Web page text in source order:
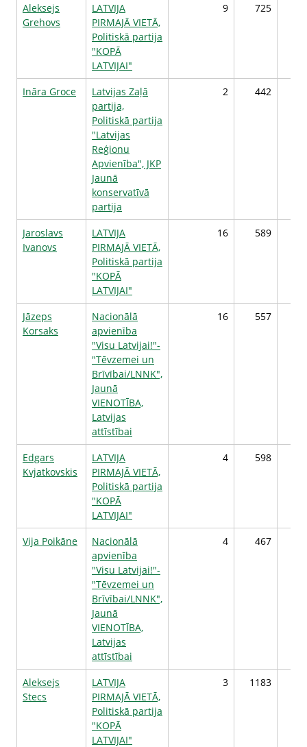
Aleksejs
Grehovs
LATVIJA
PIRMAJĀ VIETĀ,
Politiskā partija
"KOPĀ
LATVIJAI"
9 725
Ināra Groce
Latvijas Zaļā
partija,
Politiskā partija
"Latvijas
Reģionu
Apvienība", JKP
Jaunā
konservatīvā
partija
2 442
Jaroslavs
Ivanovs
LATVIJA
PIRMAJĀ VIETĀ,
Politiskā partija
"KOPĀ
LATVIJAI"
16 589
Jāzeps
Korsaks
Nacionālā
apvienība
"Visu Latvijai!"-
"Tēvzemei un
Brīvībai/LNNK",
Jaunā
VIENOTĪBA,
Latvijas
attīstībai
16 557
Edgars
Kvjatkovskis
LATVIJA
PIRMAJĀ VIETĀ,
Politiskā partija
"KOPĀ
LATVIJAI"
4 598
Vija Poikāne
Nacionālā
apvienība
"Visu Latvijai!"-
"Tēvzemei un
Brīvībai/LNNK",
Jaunā
VIENOTĪBA,
Latvijas
attīstībai
4 467
Aleksejs
Stecs
LATVIJA
PIRMAJĀ VIETĀ,
Politiskā partija
"KOPĀ
LATVIJAI"
3 1183